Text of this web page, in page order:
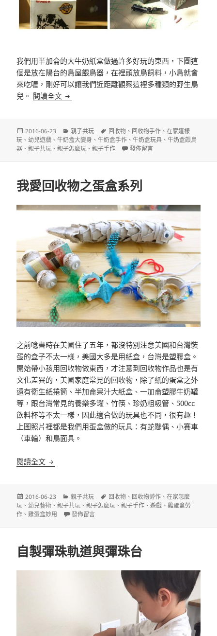
我們用半加侖的大牛奶紙盒做過許多好玩的東西，下圖這
個是放在陽台的鳥屋餵鳥器，在裡頭放鳥飼料，小鳥就會
來吃喔，剛好可以讓我們近距離觀察這裡多種類的野生鳥
兒。 閱讀全文 我愛回收物之牛奶紙盒系列
發
佈
日
2016-06-23
分
類
親子共玩
標
籤
回收物 、 回收物手作 、在家這樣
玩 、幼兒遊戲 、牛奶盒大變身 、牛奶盒手作 、牛奶盒玩具 、牛奶盒餵鳥
器 、親子共玩 、親子怎麼玩 、親子手作 在〈我愛回收物之牛奶紙盒系列〉
發佈留言
我愛回收物之蛋盒系列
之前唸書時在美國住了五年，都沒特別注意美國和台灣裝
蛋的盒子不太一樣，美國大多是用紙盒，台灣是塑膠盒。
開始帶小孩用回收物做東西，才注意到回收物作品也是有
文化差異的，美國家庭常見的回收物，除了紙的蛋盒之外
還有衛生紙捲筒、半加侖果汁大紙盒、一加侖塑膠牛奶罐
等，跟台灣常見的養樂多罐、竹筷、珍奶粗吸管、500cc
飲料杯等不太一樣，因此適合做的玩具也不同，很有趣！
上圖照片裡都是我們用蛋盒做的玩具：有蛇懸偶、小賽車
（車輪）和鳥面具。
閱讀全文 我愛回收物之蛋盒系列
發
佈
日
2016-06-23
分
類
親子共玩
標
籤
回收物 、 回收物勞作 、在家怎麼
玩 、幼兒藝術 、親子共玩 、親子怎麼玩 、親子手作 、遊戲 、雞蛋盒勞
作 、雞蛋盒妙用 在〈我愛回收物之蛋盒系列〉
發佈留言
自製彈珠軌道與彈珠台